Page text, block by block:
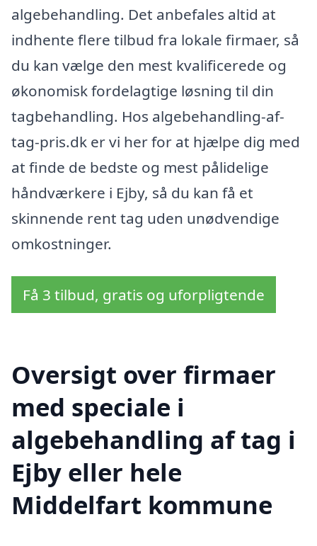
algebehandling. Det anbefales altid at
indhente flere tilbud fra lokale firmaer, så
du kan vælge den mest kvalificerede og
økonomisk fordelagtige løsning til din
tagbehandling. Hos algebehandling-af-
tag-pris.dk er vi her for at hjælpe dig med
at finde de bedste og mest pålidelige
håndværkere i Ejby, så du kan få et
skinnende rent tag uden unødvendige
omkostninger.
Få 3 tilbud, gratis og uforpligtende
Oversigt over firmaer
med speciale i
algebehandling af tag i
Ejby eller hele
Middelfart kommune